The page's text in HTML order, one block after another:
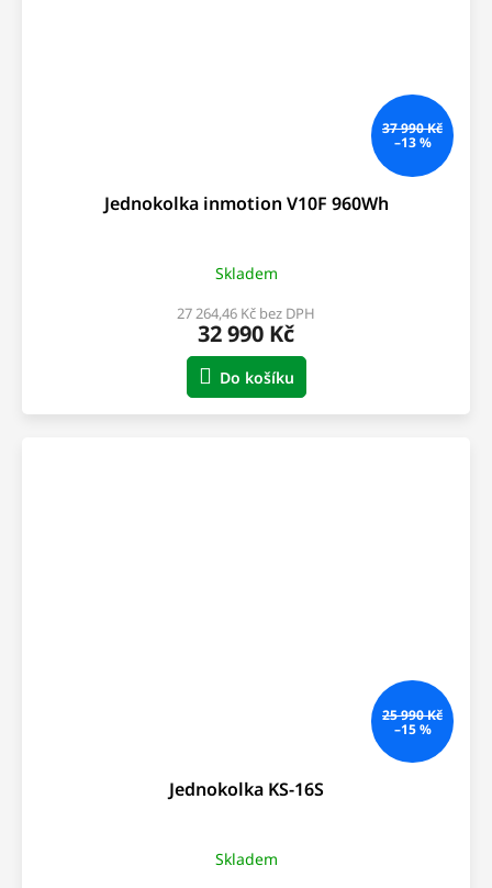
37 990 Kč
–13 %
Jednokolka inmotion V10F 960Wh
Skladem
27 264,46 Kč bez DPH
32 990 Kč
Do košíku
25 990 Kč
–15 %
Jednokolka KS-16S
Skladem